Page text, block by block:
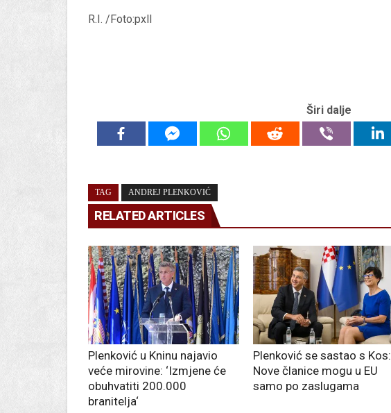
R.I. /Foto:pxll
Širi dalje
TAG ANDREJ PLENKOVIĆ
RELATED ARTICLES
Plenković u Kninu najavio
veće mirovine: ‘Izmjene će
obuhvatiti 200.000
branitelja‘
Plenković se sastao s Kos:
Nove članice mogu u EU
samo po zaslugama